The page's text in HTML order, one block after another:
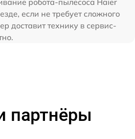
робота-пылесоса Haier
если не требует сложного
доставит технику в сервис-
партнёры